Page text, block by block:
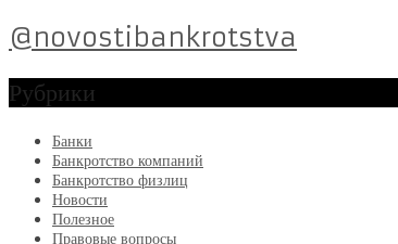
@novostibankrotstva
Рубрики
Банки
Банкротство компаний
Банкротство физлиц
Новости
Полезное
Правовые вопросы